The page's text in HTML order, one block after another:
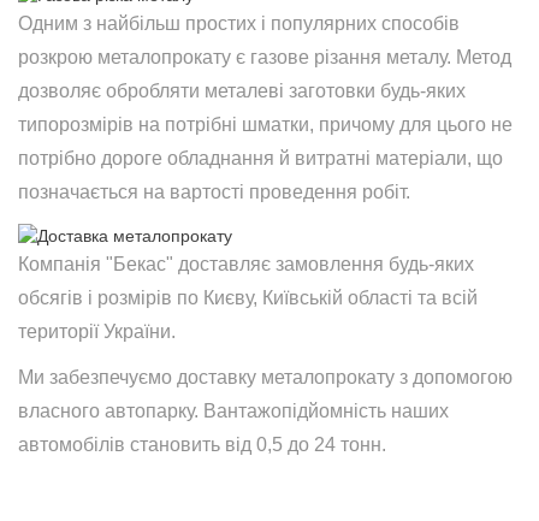
Одним з найбільш простих і популярних способів
розкрою металопрокату є газове різання металу. Метод
дозволяє обробляти металеві заготовки будь-яких
типорозмірів на потрібні шматки, причому для цього не
потрібно дороге обладнання й витратні матеріали, що
позначається на вартості проведення робіт.
Компанія "Бекас" доставляє замовлення будь-яких
обсягів і розмірів по Києву, Київській області та всій
території України.
Ми забезпечуємо доставку металопрокату з допомогою
власного автопарку. Вантажопідйомність наших
автомобілів становить від 0,5 до 24 тонн.